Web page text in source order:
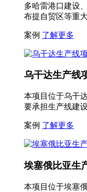
多哈雷港口建设
布提自贸区等重
案例 了解更多
乌干达生产线
本项目位于乌干
要承担生产线建设
案例 了解更多
埃塞俄比亚生
本项目位于埃塞